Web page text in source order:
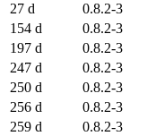
27 d
0.8.2-3
154 d
0.8.2-3
197 d
0.8.2-3
247 d
0.8.2-3
250 d
0.8.2-3
256 d
0.8.2-3
259 d
0.8.2-3